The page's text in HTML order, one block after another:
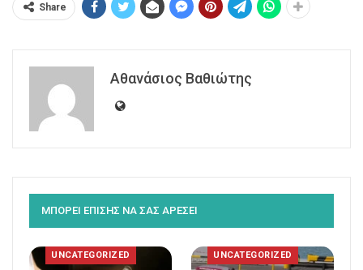
Share
Αθανάσιος Βαθιώτης
ΜΠΟΡΕΙ ΕΠΙΣΗΣ ΝΑ ΣΑΣ ΑΡΕΣΕΙ
UNCATEGORIZED UNCATEGORIZED